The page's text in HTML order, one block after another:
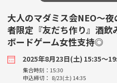
大人のマダミス会NEO～
者限定『友だち作り』酒飲
ボードゲーム女性支持◎
2025年8月23日(土) 15:35〜
集合時刻：15:30
申込締切： 8/23(土) 14:35